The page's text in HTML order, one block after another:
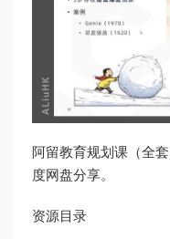
阿留教育规划课（全
度网盘分享。
资源目录